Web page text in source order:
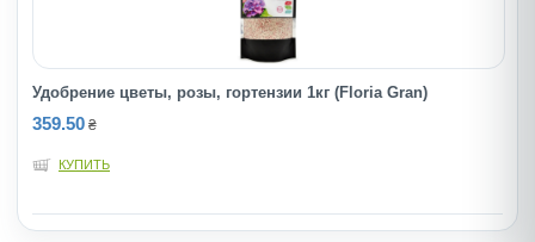
Удобрение цветы, розы, гортензии 1кг (Floria Gran)
359.50 ₴
КУПИТЬ